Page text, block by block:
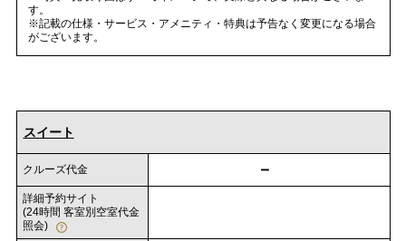
す。
※記載の仕様・サービス・アメニティ・特典は予告なく変更になる場合
がございます。
スイート
クルーズ代金 －
詳細予約サイト
(24時間 客室別空室代金
照会)